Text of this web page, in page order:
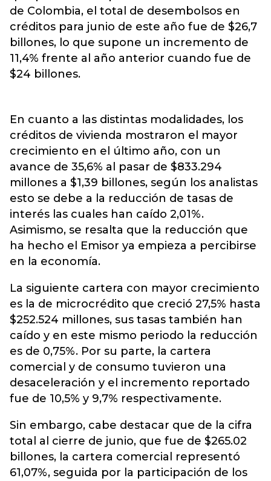
de Colombia, el total de desembolsos en
créditos para junio de este año fue de $26,7
billones, lo que supone un incremento de
11,4% frente al año anterior cuando fue de
$24 billones.
En cuanto a las distintas modalidades, los
créditos de vivienda mostraron el mayor
crecimiento en el último año, con un
avance de 35,6% al pasar de $833.294
millones a $1,39 billones, según los analistas
esto se debe a la reducción de tasas de
interés las cuales han caído 2,01%.
Asimismo, se resalta que la reducción que
ha hecho el Emisor ya empieza a percibirse
en la economía.
La siguiente cartera con mayor crecimiento
es la de microcrédito que creció 27,5% hasta
$252.524 millones, sus tasas también han
caído y en este mismo periodo la reducción
es de 0,75%. Por su parte, la cartera
comercial y de consumo tuvieron una
desaceleración y el incremento reportado
fue de 10,5% y 9,7% respectivamente.
Sin embargo, cabe destacar que de la cifra
total al cierre de junio, que fue de $265.02
billones, la cartera comercial representó
61,07%, seguida por la participación de los